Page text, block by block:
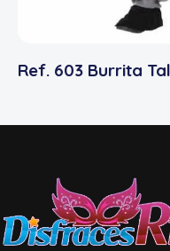
Ref. 603 Burrita